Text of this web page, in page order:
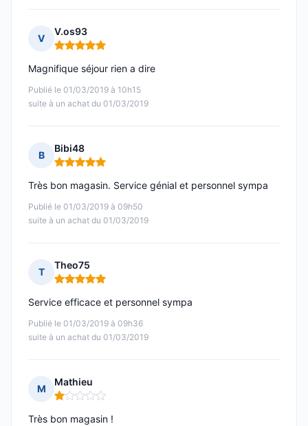
V
V.os93
Note : 5 sur 5
Publié le 01/03/2019 à 10h15
suite à un achat du 01/03/2019
Magnifique séjour rien a dire
B
Bibi48
Note : 5 sur 5
Publié le 01/03/2019 à 09h50
suite à un achat du 01/03/2019
Très bon magasin. Service génial et personnel sympa
T
Theo75
Note : 5 sur 5
Publié le 01/03/2019 à 09h36
suite à un achat du 01/03/2019
Service efficace et personnel sympa
M
Mathieu
Note : 1 sur 5
Très bon magasin !